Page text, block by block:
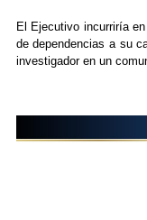
El Ejecutivo incurriría
de dependencias a su
investigador en un